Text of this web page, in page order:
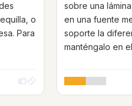
o
Para
sobre una
en una fuente
soporte la
manténgalo en el